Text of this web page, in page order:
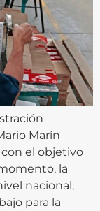
Marín
el objetivo
la
nacional,
para la